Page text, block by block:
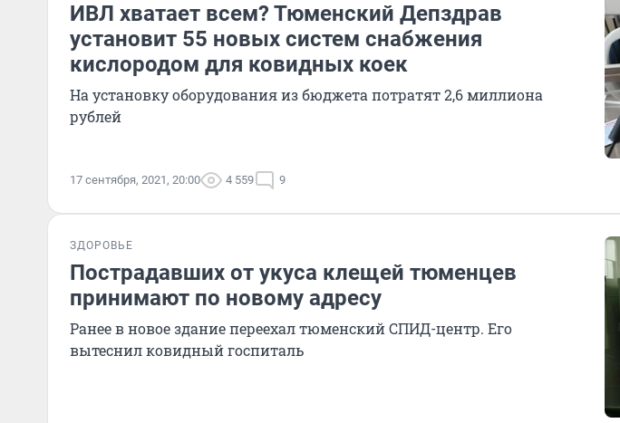
ИВЛ хватает всем? Тюменский Депздрав
установит 55 новых систем снабжения
кислородом для ковидных коек
На установку оборудования из бюджета потратят 2,6 миллиона
рублей
17 сентября, 2021, 20:00 4 559 9
ЗДОРОВЬЕ
Пострадавших от укуса клещей тюменцев
принимают по новому адресу
Ранее в новое здание переехал тюменский СПИД-центр. Его
вытеснил ковидный госпиталь